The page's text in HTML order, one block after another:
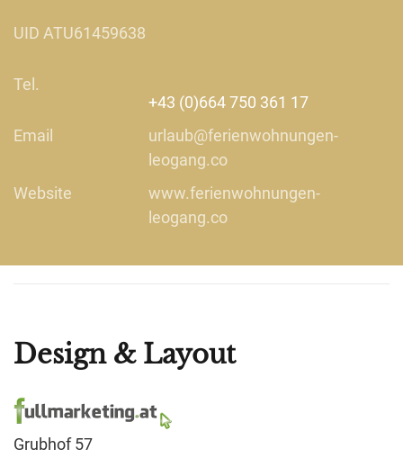
UID ATU61459638
Tel.
+43 (0)664 750 361 17
Email
urlaub@ferienwohnungen-
leogang.co
Website
www.ferienwohnungen-
leogang.co
Design & Layout
Grubhof 57